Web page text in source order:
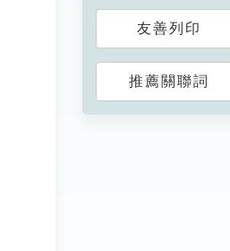
友善列印
推薦關聯詞